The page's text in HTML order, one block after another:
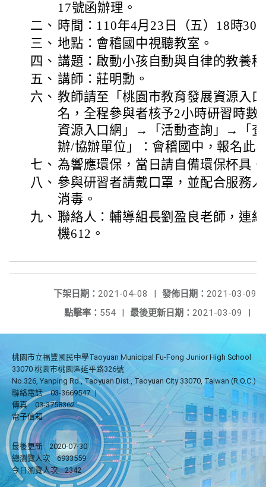
17號函辦理。
二、 時間：110年4月23日（五）18時30
三、 地點：會稽國中視聽教室。
四、 講題：啟動小孩自動與自律的教養
五、 講師：莊明勳。
六、 教師請至「桃園市教育發展資源入
名，全程參與者核予2小時研習時數
資源入口網」→「活動查詢」→「查
辦/協辦單位」：會稽國中，報名此
七、 為響應環保，當日請自備環保杯具。
八、 參與研習者請戴口罩，並配合服務
消毒。
九、 聯絡人：輔導組長劉盈良老師，連
機612。
發佈日期： 2021-03-09
下架日期： 2021-04-08
|
最後更新日期： 2021-03-09 |
點擊率： 554 |
桃園市立福豐國民中學Taoyuan Municipal Fu-Fong Junior High School
33070 桃園市桃園區延平路326號
No.326, Yanping Rd., Taoyuan Dist., Taoyuan City 33070, Taiwan (R.O.C.)
聯絡電話
03-3669547 |
傳真
03-3758362
電子信箱
最後更新
2020-07-30
總瀏覽人次
6933559
今日瀏覽人次
2342